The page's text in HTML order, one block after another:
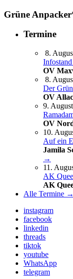
Grüne
Termine
8.
OV
8.
Der
OV
9.
OV
10.
Auf ein
Jamila
→
11.
AK
AK
Alle Termine →
instagram
facebook
linkedin
threads
tiktok
youtube
WhatsApp
telegram